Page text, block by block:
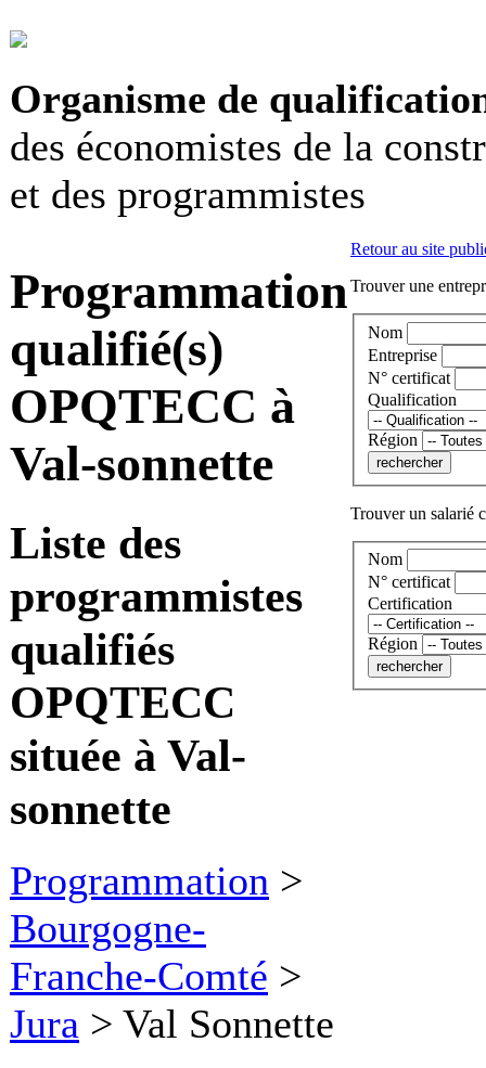
Organisme de
des économistes de la
et des programmistes
Programmation
qualifié(s)
OPQTECC à
Val-sonnette
Liste des
programmistes
qualifiés
OPQTECC
située à Val-
sonnette
Programmation >
Bourgogne-
Franche-Comté >
Jura > Val Sonnette
Retour au site
Trouver une
Nom
Entreprise
N° certificat
Qualification
Région
Trouver un salarié
Nom
N° certificat
Certification
Région